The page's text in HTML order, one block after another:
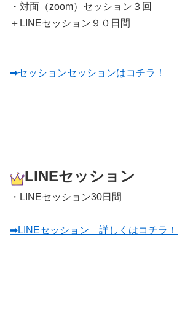
・対面（zoom）セッション３回
＋LINEセッション９０日間
➡︎セッションセッションはコチラ！
LINEセッション
・LINEセッション30日間
➡︎LINEセッション 詳しくはコチラ！